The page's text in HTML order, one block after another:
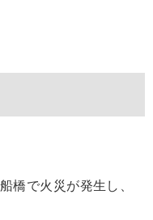
橋で火災が発生し、